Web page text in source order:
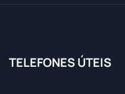
TELEFONES ÚTEIS